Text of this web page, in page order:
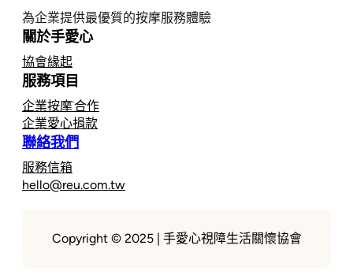
為企業提供最優質的按摩服務體驗
關於手愛心
協會緣起
服務項目
企業按摩˙合作
企業愛心捐款
聯絡我們
服務信箱
hello@reu.com.tw
Copyright © 2025 | 手愛心視障生活關懷協會